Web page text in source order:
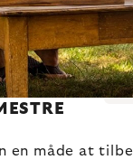
en måde at